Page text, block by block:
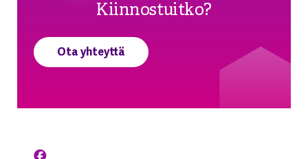
Kiinnostuitko?
Ota yhteyttä